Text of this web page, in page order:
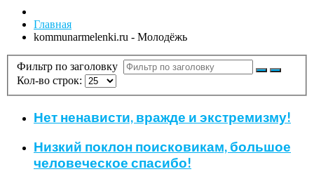
Главная
kommunarmelenki.ru - Молодёжь
Фильтр по заголовку
Кол-во строк:
Нет ненависти, вражде и экстремизму!
Низкий поклон поисковикам, большое
человеческое спасибо!